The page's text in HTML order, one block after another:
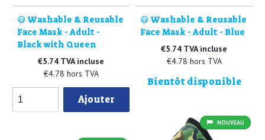
😷 Washable & Reusable
Face Mask - Adult -
Black with Queen
€5.74 TVA incluse
€4.78 hors TVA
Ajouter
😷 Washable & Reusable
Face Mask - Adult - Blue
€5.74 TVA incluse
€4.78 hors TVA
Bientôt disponible
NOUVEAU